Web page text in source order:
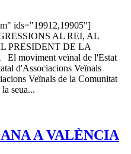
ids="19912,19905"]
AL REI, AL
PRESIDENT DE LA
moviment veïnal de l'Estat
d'Associacions Veïnals
Veïnals de la Comunitat
seua...
A VALÈNCIA